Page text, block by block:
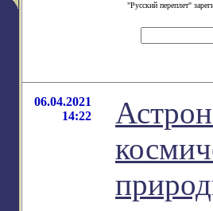
"Русский переплет"
06.04.2021
14:22